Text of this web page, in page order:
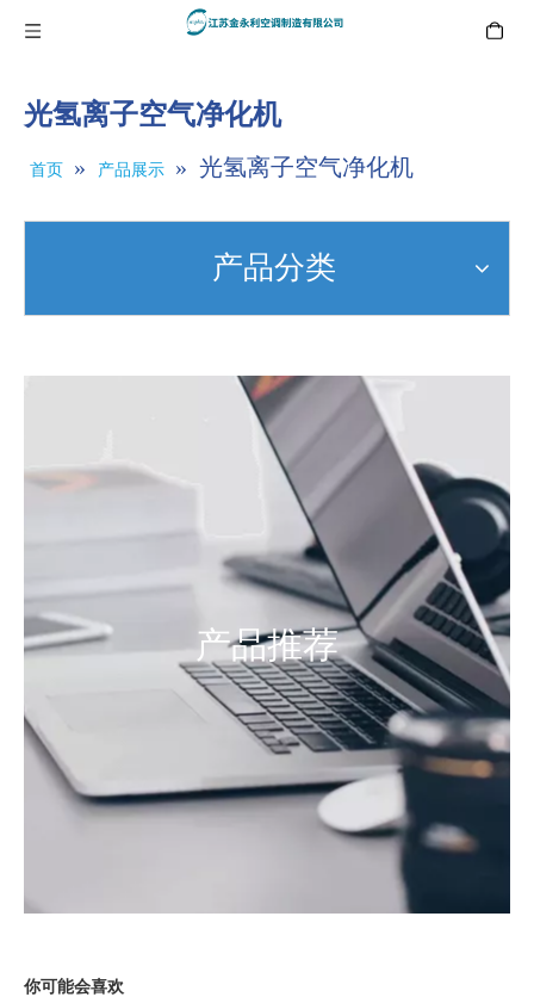
光氢离子空气净化机
首页 » 产品展示 » 光氢离子空气净化机
产品分类
产品推荐
你可能会喜欢